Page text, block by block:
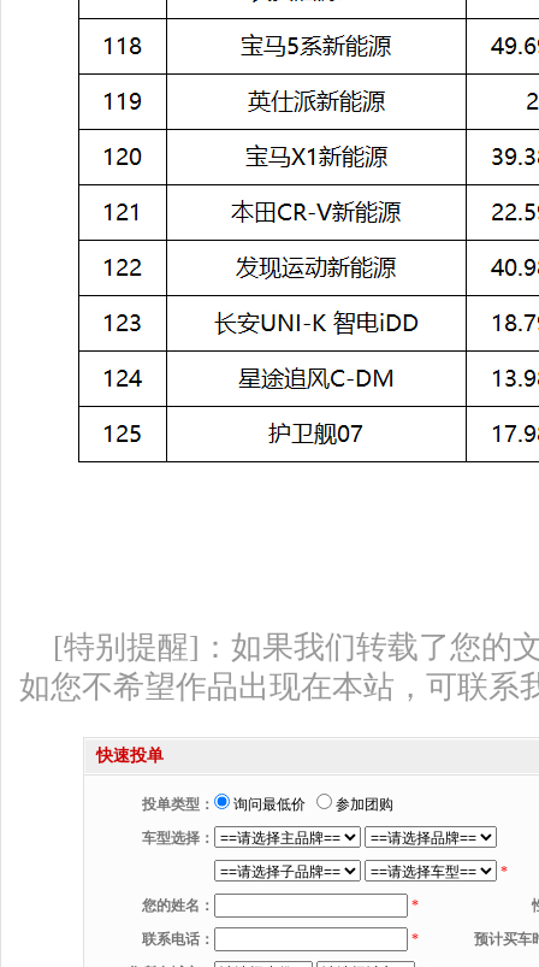
[特别提醒]：如果我们转载了您的
如您不希望作品出现在本站，可联系
快速投单
投单类型： 询问最低价
参加团购
车型选择：
*
您的姓名：
*
联系电话：
*
预计买车